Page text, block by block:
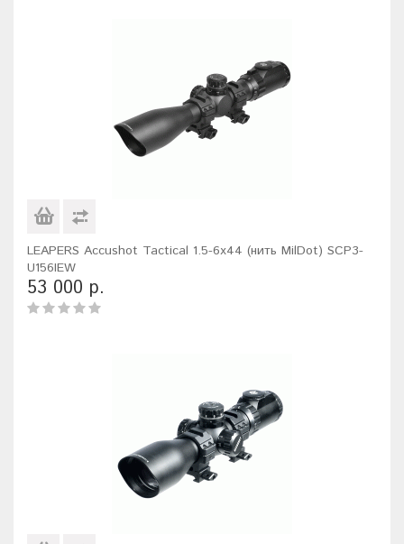
LEAPERS Accushot Tactical 1.5-6x44 (нить MilDot) SCP3-
U156IEW
53 000 р.